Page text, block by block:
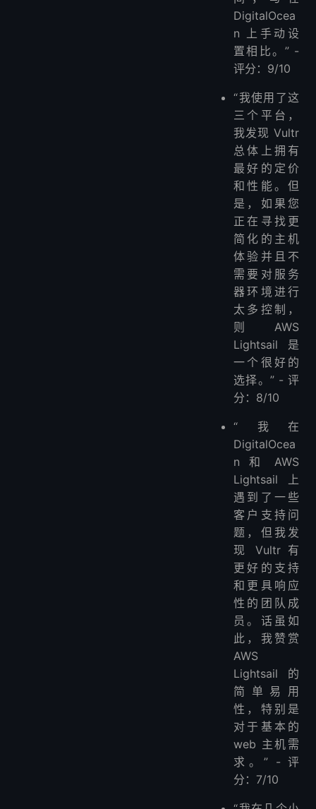
DigitalOcea
n 上手动设
置相比。” -
评分：9/10
“我使用了这
三个平台，
我发现 Vultr
总体上拥有
最好的定价
和性能。但
是，如果您
正在寻找更
简化的主机
体验并且不
需要对服务
器环境进行
太多控制，
则 AWS
Lightsail 是
一个很好的
选择。” - 评
分：8/10
“我在
DigitalOcea
n 和 AWS
Lightsail 上
遇到了一些
客户支持问
题，但我发
现 Vultr 有
更好的支持
和更具响应
性的团队成
员。话虽如
此，我赞赏
AWS
Lightsail 的
简单易用
性，特别是
对于基本的
web 主机需
求。” - 评
分：7/10